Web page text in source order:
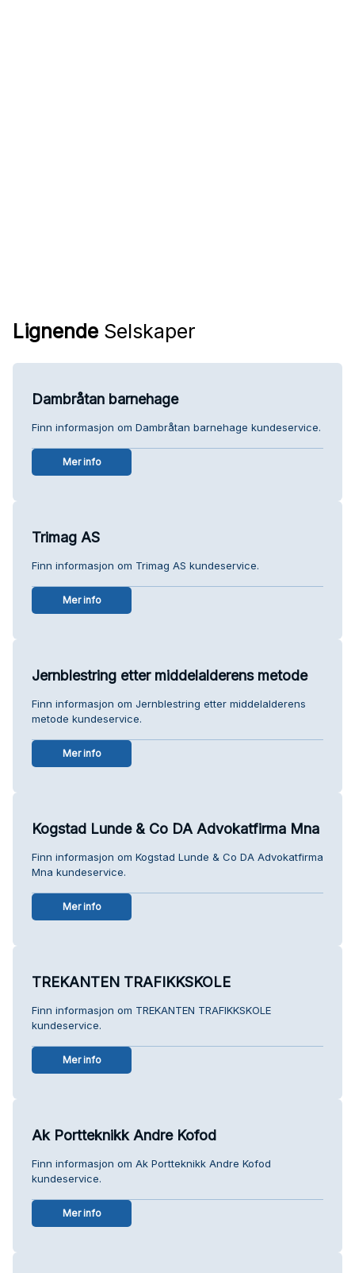
Lignende Selskaper
Dambråtan barnehage
Finn informasjon om Dambråtan barnehage kundeservice.
Mer info
Trimag AS
Finn informasjon om Trimag AS kundeservice.
Mer info
Jernblestring etter middelalderens metode
Finn informasjon om Jernblestring etter middelalderens
metode kundeservice.
Mer info
Kogstad Lunde & Co DA Advokatfirma Mna
Finn informasjon om Kogstad Lunde & Co DA Advokatfirma
Mna kundeservice.
Mer info
TREKANTEN TRAFIKKSKOLE
Finn informasjon om TREKANTEN TRAFIKKSKOLE
kundeservice.
Mer info
Ak Portteknikk Andre Kofod
Finn informasjon om Ak Portteknikk Andre Kofod
kundeservice.
Mer info